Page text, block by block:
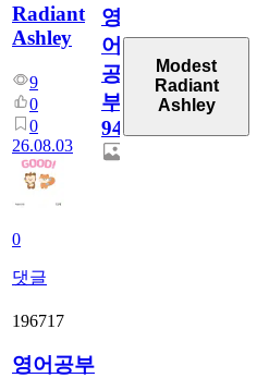
Radiant
Ashley
9
0
0
26.08.03
0
댓글
영
어
공
부
94
Modest
Radiant
Ashley
196717
영어공부